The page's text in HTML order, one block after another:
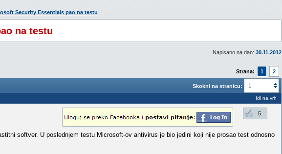
Security Essentials pao na testu
na testu
Napisano na dan: 30.11.2012
Strana: 1 2
Skokni na stranicu: 1
Idi na vrh
5
softver. U poslednjem testu Microsoft-ov antivirus je bio jedini koji nije prosao test odnosno